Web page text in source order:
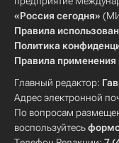
«Россия сегодня»
Правила
Политика
Правила применения
Главный редактор:
Адрес электронной
По вопросам
воспользуйтесь